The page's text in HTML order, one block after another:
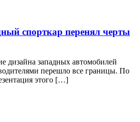
спорткар перенял черты
дизайна западных автомобилей
перешло все границы. По
этого […]